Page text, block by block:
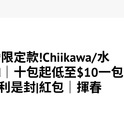
定款!Chiikawa/水
十包起低至$10一包
是封|紅包｜揮春